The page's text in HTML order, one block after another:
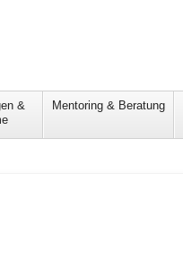
&
Mentoring & Beratung